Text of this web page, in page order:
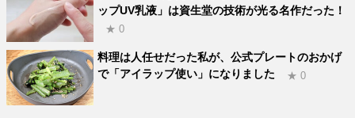
ップUV乳液」は資生堂の技術が光る名作だった！
★ 0
料理は人任せだった私が、公式プレートのおかげ
で「アイラップ使い」になりました
★ 0